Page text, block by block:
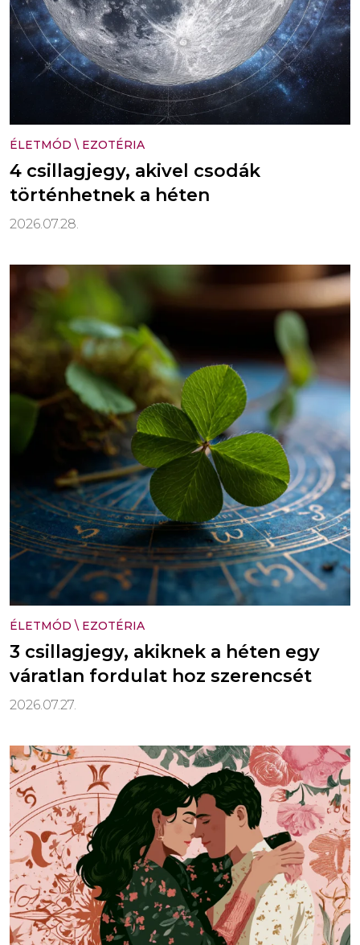
ÉLETMÓD \ EZOTÉRIA
4 csillagjegy, akivel csodák
történhetnek a héten
2026.07.28.
ÉLETMÓD \ EZOTÉRIA
3 csillagjegy, akiknek a héten egy
váratlan fordulat hoz szerencsét
2026.07.27.